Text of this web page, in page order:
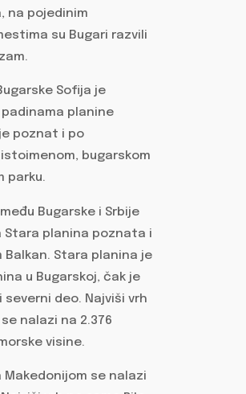
na pojedinim
su Bugari razvili
Sofija je
planine
poznat i po
bugarskom
parku.
Bugarske i Srbije
Stara planina poznata i
Balkan. Stara planina je
u Bugarskoj, čak je
severni deo. Najviši vrh
nalazi na 2.376
visine.
Makedonijom se nalazi